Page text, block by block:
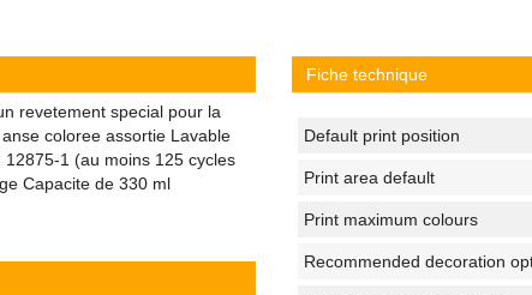
revetement special pour la
coloree assortie Lavable
1 (au moins 125 cycles
Capacite de 330 ml
Fiche technique
Default print position
Print area default
Print maximum colours
Recommended decoration